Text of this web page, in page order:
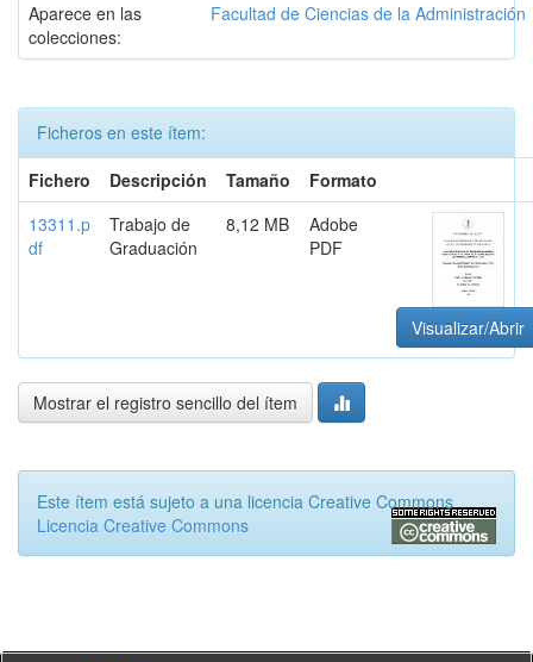
Aparece en las
colecciones:
Facultad de Ciencias de la Administración
Ficheros en este ítem:
Fichero
Descripción Tamaño
Formato
13311.p
df
Trabajo de
Graduación
8,12 MB
Adobe
PDF
Visualizar/Abrir
Mostrar el registro sencillo del ítem
Este ítem está sujeto a una licencia Creative Commons
Licencia Creative Commons